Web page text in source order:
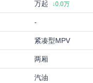
万起 ↓0.0万
-
紧凑型MPV
两厢
汽油